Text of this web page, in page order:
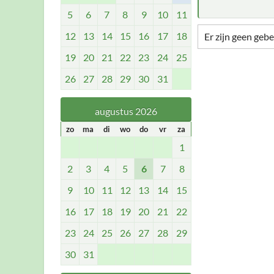
5
6 7 8 9 10
11
12
13 14 15 16 17
18
19
20 21 22 23 24
25
26
27 28 29 30 31
augustus 2026
zo ma di wo do vr za
1
2
3 4 5 6 7
8
9
10 11 12 13 14
15
16
17 18 19 20 21
22
23
24 25 26 27 28
29
30
31
Er zijn geen